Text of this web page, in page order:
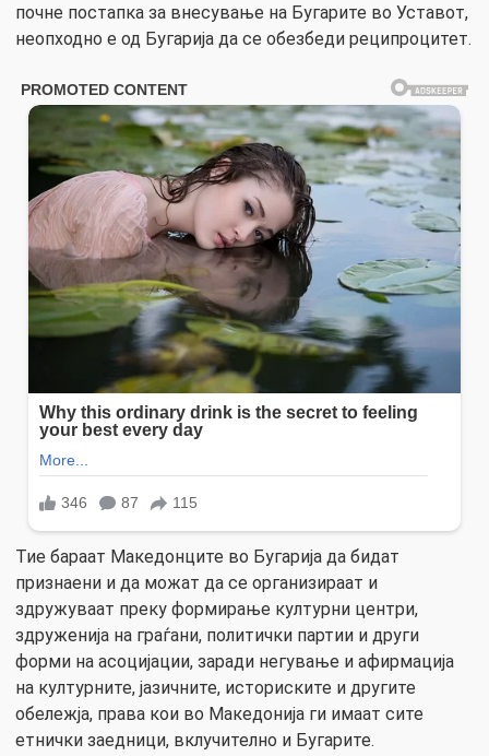
почне постапка зa внесување на Бугарите во Уставот,
неопходно е од Бугарија да се обезбеди реципроцитет.
Тие бараат Македонците во Бугарија да бидат
признаени и да можат да се организираат и
здружуваат преку формирање културни центри,
здруженија на граѓани, политички партии и други
форми на асоцијации, заради негување и афирмација
на културните, јазичните, историските и другите
обележја, права кои во Македонија ги имаат сите
етнички заедници, вклучително и Бугарите.